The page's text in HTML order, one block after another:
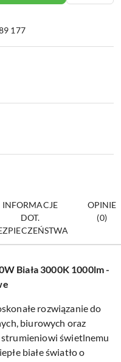
177
INFORMACJE
DOT.
OPINIE
(0)
Biała 3000K 1000lm -
rozwiązanie do
biurowych oraz
świetlnemu
białe światło o